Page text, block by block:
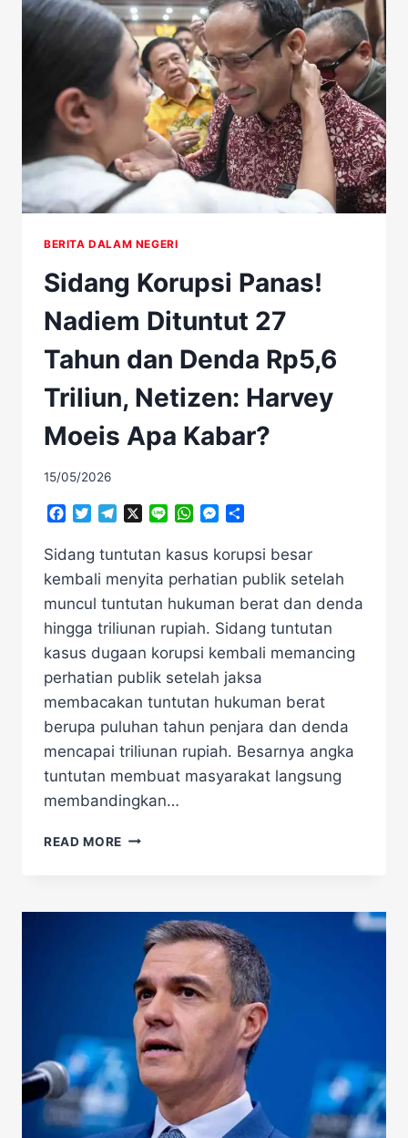
BUKTI
CHROMEBOOK,
NADIEM
AMBIL
LANGKAH
FOKUS
PEMULIHAN
BERITA DALAM NEGERI
Sidang Korupsi Panas!
Nadiem Dituntut 27
Tahun dan Denda Rp5,6
Triliun, Netizen: Harvey
Moeis Apa Kabar?
15/05/2026
Facebook
TwitterTelegramLine WhatsAppMessenger
Sidang tuntutan kasus korupsi besar
kembali menyita perhatian publik setelah
muncul tuntutan hukuman berat dan denda
hingga triliunan rupiah. Sidang tuntutan
kasus dugaan korupsi kembali memancing
perhatian publik setelah jaksa
membacakan tuntutan hukuman berat
berupa puluhan tahun penjara dan denda
mencapai triliunan rupiah. Besarnya angka
tuntutan membuat masyarakat langsung
membandingkan…
READ MORE SIDANG
DITUNTUT
TAHUN
DAN
DENDA
RP5,6
TRILIUN,
NETIZEN:
HARVEY
MOEIS
KABAR?